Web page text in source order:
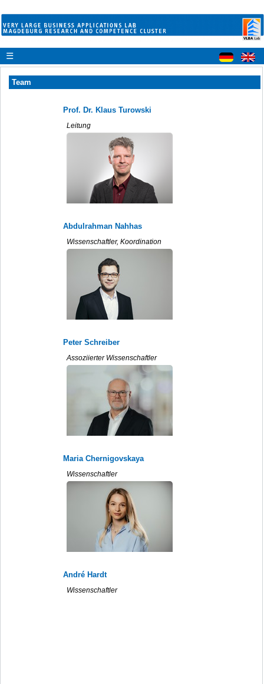
☰
Team
Prof. Dr. Klaus Turowski
Leitung
Abdulrahman Nahhas
Wissenschaftler, Koordination
Peter Schreiber
Assoziierter Wissenschaftler
Maria Chernigovskaya
Wissenschaftler
André Hardt
Wissenschaftler